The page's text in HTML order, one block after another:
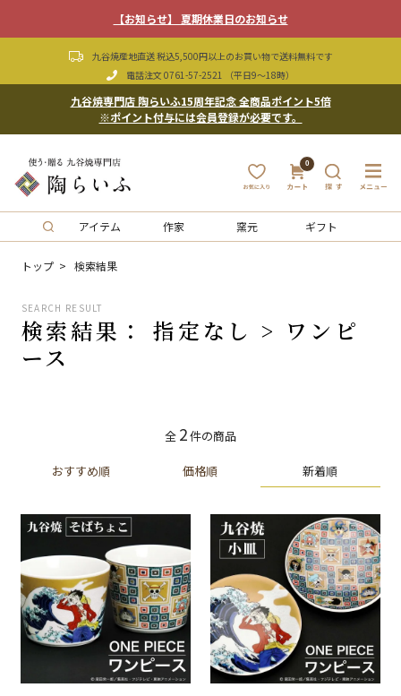
【お知らせ】 夏期休業日のお知らせ
九谷焼産地直送 税込5,500円以上のお買い物で送料無料です
電話注文 0761-57-2521 （平日9〜18時）
九谷焼専門店 陶らいふ15周年記念 全商品ポイント5倍
※ポイント付与には会員登録が必要です。
0
アイテム 作家 窯元 ギフト
トップ 検索結果
SEARCH RESULT
検索結果： 指定なし > ワンピ
ース
全 2件の商品
おすすめ順 価格順 新着順